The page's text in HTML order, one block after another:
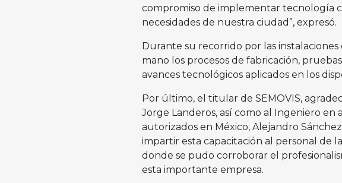
compromiso de implementar tecnología
necesidades de nuestra ciudad”, expresó.
Durante su recorrido por las
mano los procesos de fabricación,
avances tecnológicos aplicados en los
Por último, el titular de SEMOVIS,
Jorge Landeros, así como al Ingeniero en
autorizados en México, Alejandro
impartir esta capacitación al personal de
donde se pudo corroborar el
esta importante empresa.